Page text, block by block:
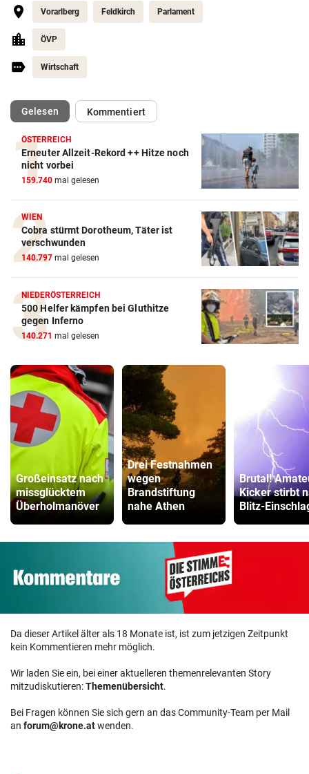
Vorarlberg Feldkirch Parlament
ÖVP
Wirtschaft
Gelesen(ausgewählt)Kommentiert
ÖSTERREICH
Erneuter Allzeit-Rekord ++ Hitze noch
nicht vorbei
159.740 mal gelesen
WIEN
Cobra stürmt Dorotheum, Täter ist
verschwunden
140.797 mal gelesen
NIEDERÖSTERREICH
500 Helfer kämpfen bei Gluthitze
gegen Inferno
140.271 mal gelesen
Großeinsatz nach
missglücktem
Überholmanöver
Drei Festnahmen
wegen
Brandstiftung
nahe Athen
Brutal!
Kicker stirbt
Blitz-
Da dieser Artikel älter als 18 Monate ist, ist zum jetzigen Zeitpunkt
kein Kommentieren mehr möglich.
Wir laden Sie ein, bei einer aktuelleren themenrelevanten Story
mitzudiskutieren:Themenübersicht.
Bei Fragen können Sie sich gern an das Community-Team per Mail
an forum@krone.atwenden.